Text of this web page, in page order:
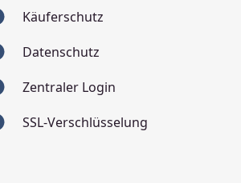
Käuferschutz
Datenschutz
Zentraler Login
SSL-Verschlüsselung